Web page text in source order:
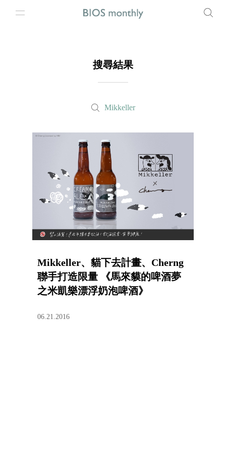
搜尋結果
Mikkeller
Mikkeller、貓下去計畫、Cherng
聯手打造限量 《馬來貘的啤酒夢
之米凱樂漂浮奶泡啤酒》
06.21.2016